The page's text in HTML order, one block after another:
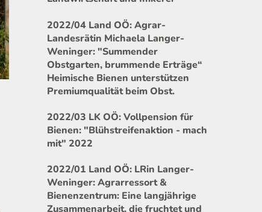
2022/04 Land OÖ: Agrar-
Landesrätin Michaela Langer-
Weninger: "Summender
Obstgarten, brummende Erträge“
Heimische Bienen unterstützen
Premiumqualität beim Obst.
2022/03 LK OÖ: Vollpension für
Bienen: "Blühstreifenaktion - mach
mit" 2022
2022/01 Land OÖ: LRin Langer-
Weninger: Agrarressort &
Bienenzentrum: Eine langjährige
Zusammenarbeit, die fruchtet und